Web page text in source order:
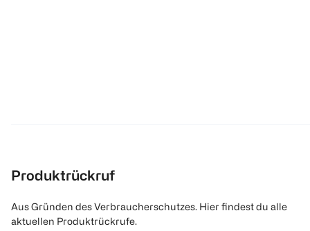
Produktrückruf
Aus Gründen des Verbraucherschutzes. Hier findest du alle
aktuellen Produktrückrufe.